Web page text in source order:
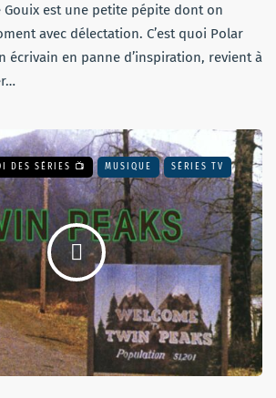
Gouix est une petite pépite dont on
avec délectation. C’est quoi Polar
écrivain en panne d’inspiration, revient à
DES SÉRIES 📺 MUSIQUE SÉRIES TV